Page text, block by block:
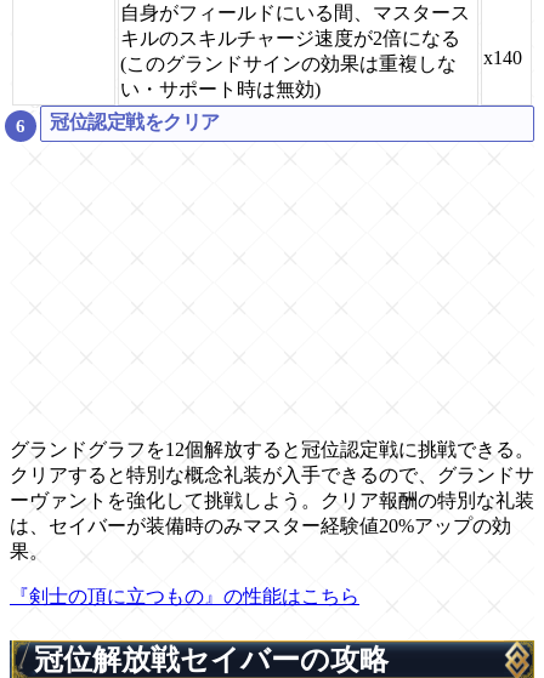
自身がフィールドにいる間、マスタース
キルのスキルチャージ速度が2倍になる
(このグランドサインの効果は重複しな
い・サポート時は無効)
x140
冠位認定戦をクリア
グランドグラフを12個解放すると冠位認定戦に挑戦できる。
クリアすると特別な概念礼装が入手できるので、グランドサ
ーヴァントを強化して挑戦しよう。クリア報酬の特別な礼装
は、セイバーが装備時のみマスター経験値20%アップの効
果。
『剣士の頂に立つもの』の性能はこちら
冠位解放戦セイバーの攻略